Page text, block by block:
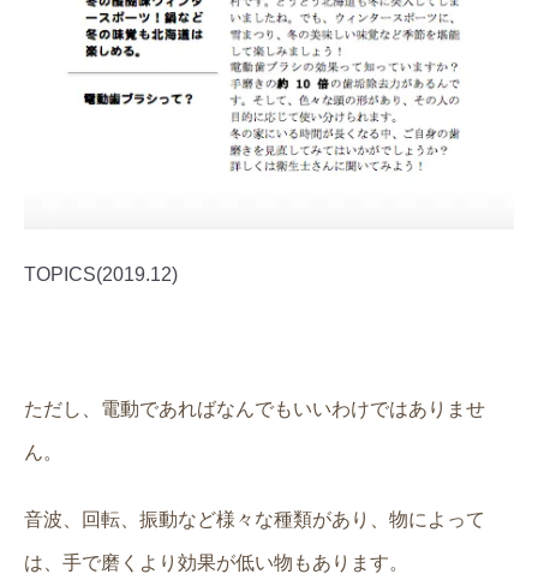
TOPICS(2019.12)
ただし、電動であればなんでもいいわけではありませ
ん。
音波、回転、振動など様々な種類があり、物によって
は、手で磨くより効果が低い物もあります。